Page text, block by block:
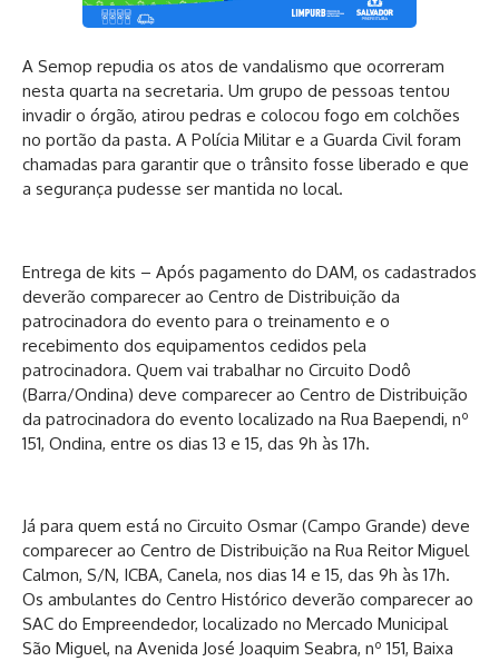
A Semop repudia os atos de vandalismo que ocorreram
nesta quarta na secretaria. Um grupo de pessoas tentou
invadir o órgão, atirou pedras e colocou fogo em colchões
no portão da pasta. A Polícia Militar e a Guarda Civil foram
chamadas para garantir que o trânsito fosse liberado e que
a segurança pudesse ser mantida no local.
Entrega de kits – Após pagamento do DAM, os cadastrados
deverão comparecer ao Centro de Distribuição da
patrocinadora do evento para o treinamento e o
recebimento dos equipamentos cedidos pela
patrocinadora. Quem vai trabalhar no Circuito Dodô
(Barra/Ondina) deve comparecer ao Centro de Distribuição
da patrocinadora do evento localizado na Rua Baependi, nº
151, Ondina, entre os dias 13 e 15, das 9h às 17h.
Já para quem está no Circuito Osmar (Campo Grande) deve
comparecer ao Centro de Distribuição na Rua Reitor Miguel
Calmon, S/N, ICBA, Canela, nos dias 14 e 15, das 9h às 17h.
Os ambulantes do Centro Histórico deverão comparecer ao
SAC do Empreendedor, localizado no Mercado Municipal
São Miguel, na Avenida José Joaquim Seabra, nº 151, Baixa